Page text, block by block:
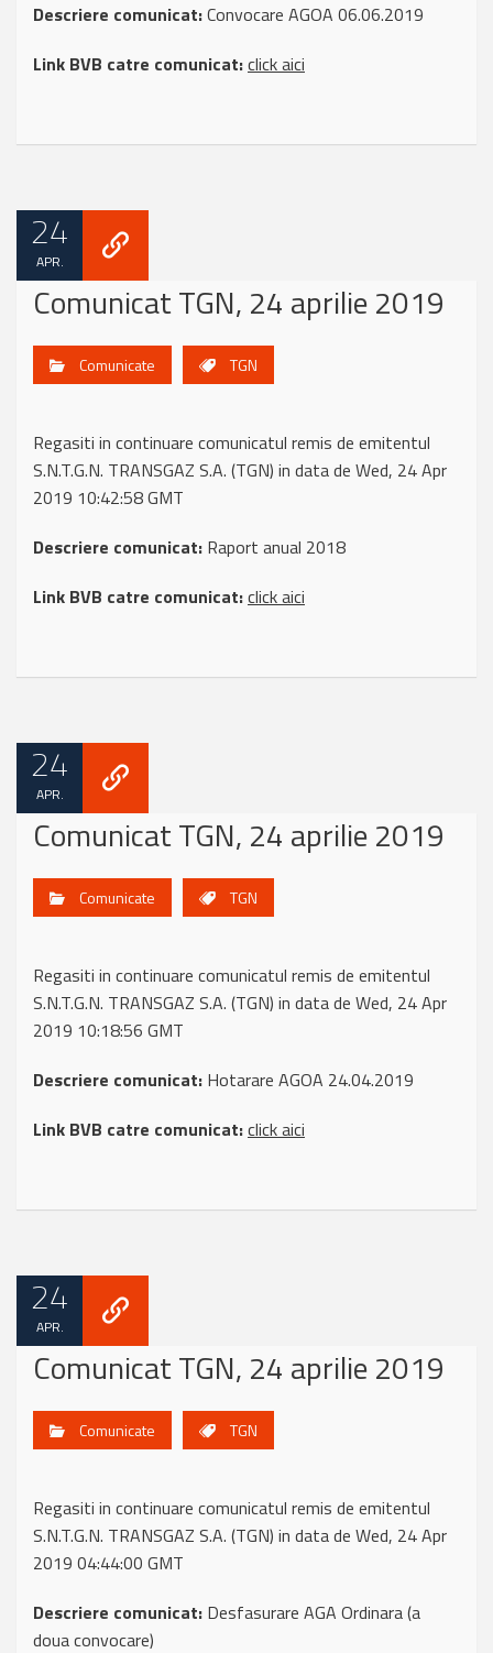
Descriere comunicat:Convocare AGOA 06.06.2019
Link BVB catre comunicat:click aici
24
APR.
Comunicat TGN, 24 aprilie 2019
Comunicate TGN
Regasiti in continuare comunicatul remis de emitentul
S.N.T.G.N. TRANSGAZ S.A. (TGN) in data de Wed, 24 Apr
2019 10:42:58 GMT
Descriere comunicat: Raport anual 2018
Link BVB catre comunicat:click aici
24
APR.
Comunicat TGN, 24 aprilie 2019
Comunicate TGN
Regasiti in continuare comunicatul remis de emitentul
S.N.T.G.N. TRANSGAZ S.A. (TGN) in data de Wed, 24 Apr
2019 10:18:56 GMT
Descriere comunicat: Hotarare AGOA 24.04.2019
Link BVB catre comunicat:click aici
24
APR.
Comunicat TGN, 24 aprilie 2019
Comunicate TGN
Regasiti in continuare comunicatul remis de emitentul
S.N.T.G.N. TRANSGAZ S.A. (TGN) in data de Wed, 24 Apr
2019 04:44:00 GMT
Descriere comunicat: Desfasurare AGA Ordinara (a
doua convocare)